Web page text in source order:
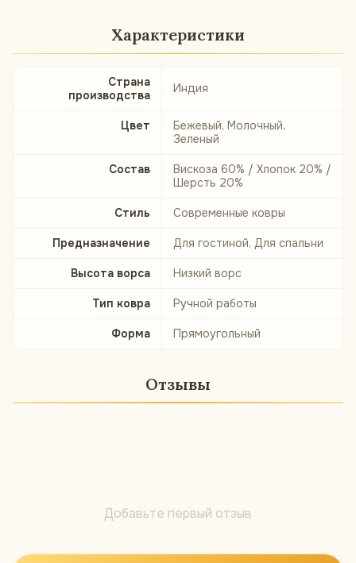
Характеристики
Страна
производства
Индия
Цвет
Бежевый, Молочный,
Зеленый
Состав
Вискоза 60% / Хлопок 20% /
Шерсть 20%
Стиль Современные ковры
Предназначение Для гостиной, Для спальни
Высота ворса Низкий ворс
Тип ковра Ручной работы
Форма Прямоугольный
Отзывы
Добавьте первый отзыв